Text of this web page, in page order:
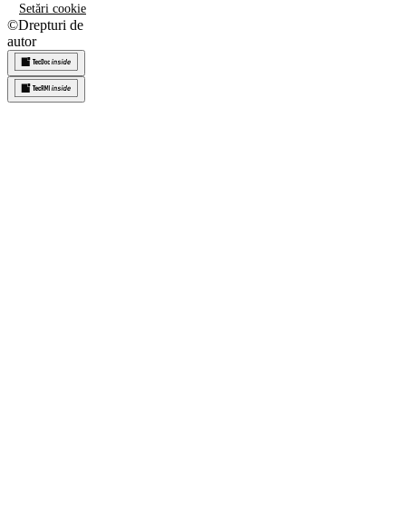
Setări cookie
©Drepturi de
autor